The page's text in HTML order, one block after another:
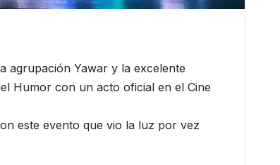
agrupación Yawar y la excelente
Humor con un acto oficial en el Cine
este evento que vio la luz por vez